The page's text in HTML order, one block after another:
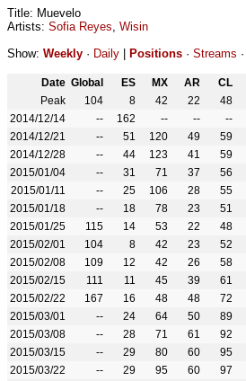
Title: Muevelo
Artists: Sofia Reyes, Wisin
Show: Weekly · Daily Positions · Streams ·
Date Global ES MX AR CL
Peak
104 8 42 22 48
2014/12/14
-- 162 -- -- --
2014/12/21
-- 51 120 49 59
2014/12/28
-- 44 123 41 59
2015/01/04
-- 31 71 37 56
2015/01/11
-- 25 106 28 55
2015/01/18
-- 18 78 23 51
2015/01/25
115 14 53 22 48
2015/02/01
104 8 42 23 52
2015/02/08
109 12 42 26 58
2015/02/15
111 11 45 39 61
2015/02/22
167 16 48 48 72
2015/03/01
-- 24 64 50 89
2015/03/08
-- 28 71 61 92
2015/03/15
-- 29 80 60 95
2015/03/22
-- 29 95 60 97